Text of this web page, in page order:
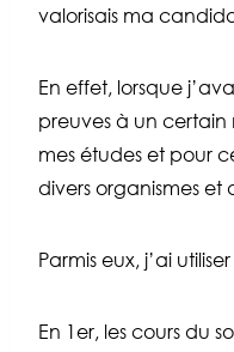
valorisais ma
En effet, lorsque
preuves à un certain
mes études et pour
divers organismes et
Parmis eux, j’ai
En 1er, les cours du